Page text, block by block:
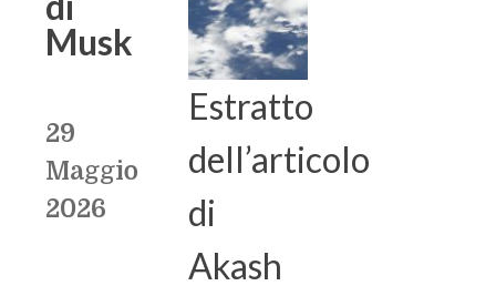
Musk
29
Maggio
2026
Estratto
dell’articolo
di
Akash